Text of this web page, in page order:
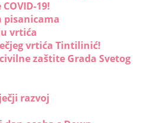
19!
pisanicama
vrtića
vrtića Tintilinić!
zaštite Grada Svetog
razvoj